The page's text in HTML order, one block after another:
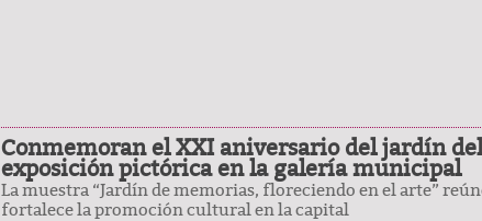
Conmemoran el XXI aniversario del jardín
exposición pictórica en la galería municipal
La muestra “Jardín de memorias, floreciendo en el arte”
fortalece la promoción cultural en la capital